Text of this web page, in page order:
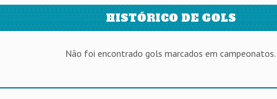
HISTÓRICO DE GOLS
Não foi encontrado gols marcados em campeonatos.